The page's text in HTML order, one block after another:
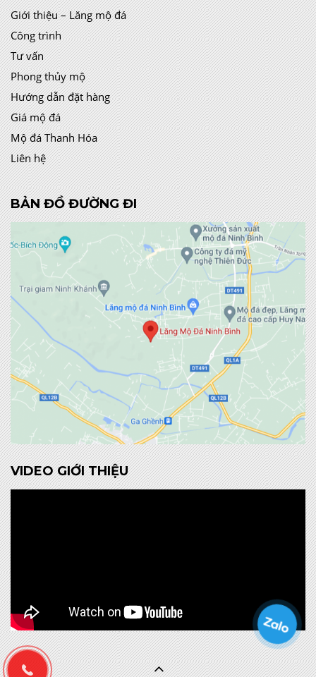
Giới thiệu – Lăng mộ đá
Công trình
Tư vấn
Phong thủy mộ
Hướng dẫn đặt hàng
Giá mộ đá
Mộ đá Thanh Hóa
Liên hệ
BẢN ĐỒ ĐƯỜNG ĐI
VIDEO GIỚI THIỆU